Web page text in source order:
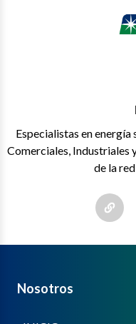
Especialistas en
Comerciales, Industriales
de la
Nosotros